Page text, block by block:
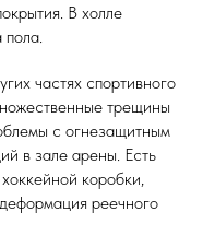
В холле
частях спортивного
трещины
с огнезащитным
в зале арены. Есть
коробки,
реечного